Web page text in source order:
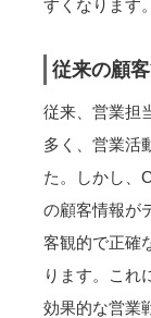
すくなります。
従来の顧
従来、営業担
多く、営業活
た。しかし、
の顧客情報が
客観的で正確
ります。これ
効果的な営業